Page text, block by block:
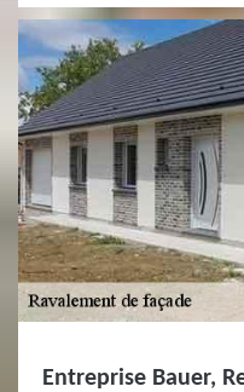
Entreprise Bauer,